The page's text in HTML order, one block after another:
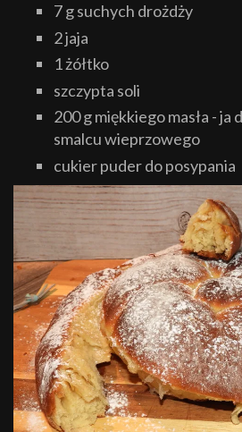
7 g suchych drożdży
2 jaja
1 żółtko
szczypta soli
200 g miękkiego masła - ja
smalcu wieprzowego
cukier puder do posypania